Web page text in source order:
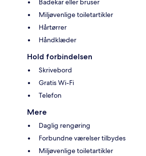
Badekar eller bruser
Miljøvenlige toiletartikler
Hårtørrer
Håndklæder
Hold forbindelsen
Skrivebord
Gratis Wi-Fi
Telefon
Mere
Daglig rengøring
Forbundne værelser tilbydes
Miljøvenlige toiletartikler